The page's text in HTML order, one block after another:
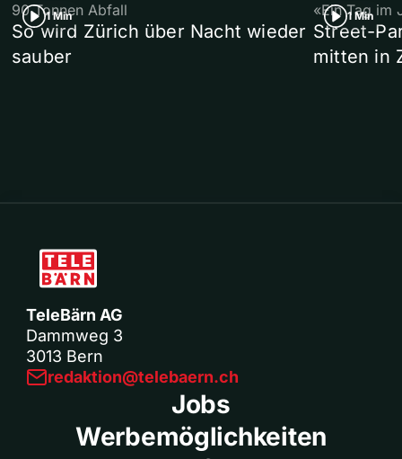
1 Min
90 Tonnen Abfall
So wird Zürich über Nacht wieder
sauber
1 Min
«Ein Tag im
Street-
mitten in
TeleBärn AG
Dammweg 3
3013 Bern
redaktion@telebaern.ch
Jobs
Werbemöglichkeiten